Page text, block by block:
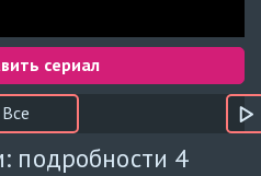
сериал
Все
подробности 4